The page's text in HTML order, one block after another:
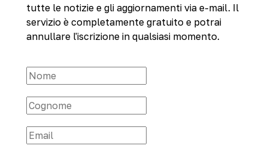
tutte le notizie e gli aggiornamenti via e-mail. Il
servizio è completamente gratuito e potrai
annullare l'iscrizione in qualsiasi momento.